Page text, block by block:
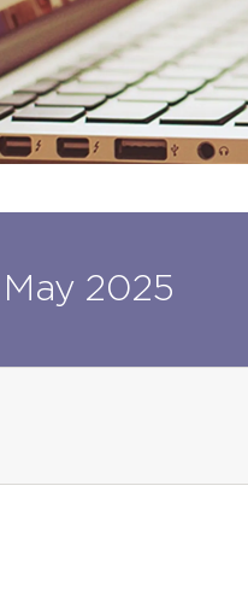
May 2025